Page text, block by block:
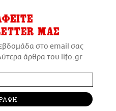
ΜΑΣ
στο email σας
άρθρα του lifo.gr